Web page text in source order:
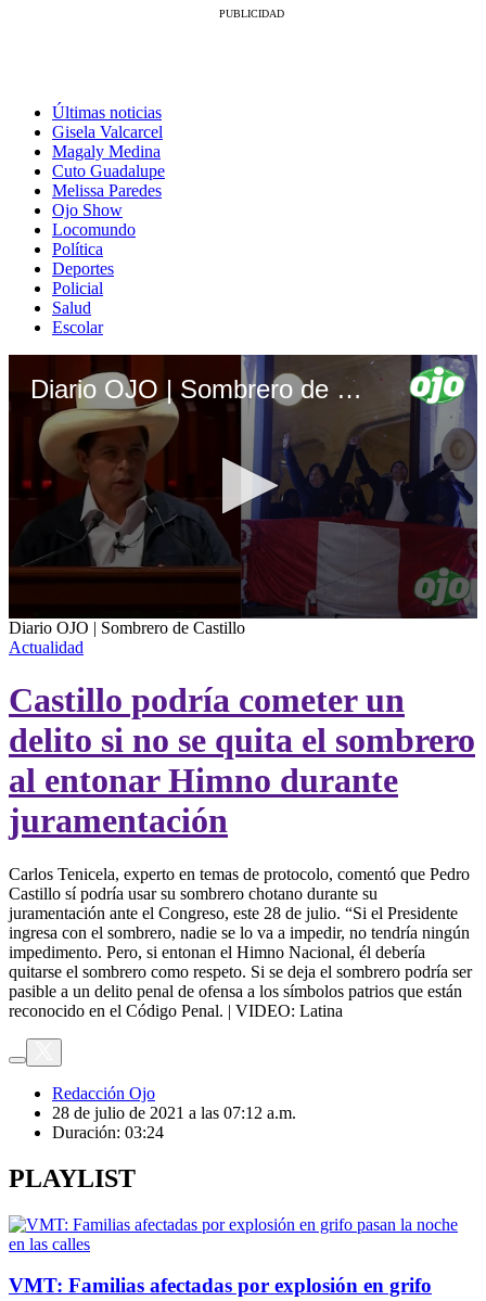
Últimas noticias
Gisela Valcarcel
Magaly Medina
Cuto Guadalupe
Melissa Paredes
Ojo Show
Locomundo
Política
Deportes
Policial
Salud
Escolar
Diario OJO | Sombrero de Castillo
0
seconds
of
minutes,
24
seconds
Diario OJO | Sombrero de Castillo
Actualidad
Castillo podría cometer un
delito si no se quita el sombrero
al entonar Himno durante
juramentación
Carlos Tenicela, experto en temas de protocolo, comentó que Pedro
Castillo sí podría usar su sombrero chotano durante su
juramentación ante el Congreso, este 28 de julio. “Si el Presidente
ingresa con el sombrero, nadie se lo va a impedir, no tendría ningún
impedimento. Pero, si entonan el Himno Nacional, él debería
quitarse el sombrero como respeto. Si se deja el sombrero podría ser
pasible a un delito penal de ofensa a los símbolos patrios que están
reconocido en el Código Penal. | VIDEO: Latina
Redacción Ojo
28 de julio de 2021 a las 07:12 a.m.
Duración: 03:24
PLAYLIST
VMT: Familias afectadas por explosión en grifo